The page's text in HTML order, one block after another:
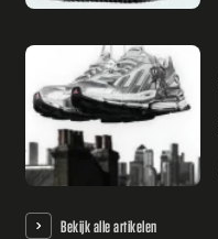
Bekijk alle artikelen